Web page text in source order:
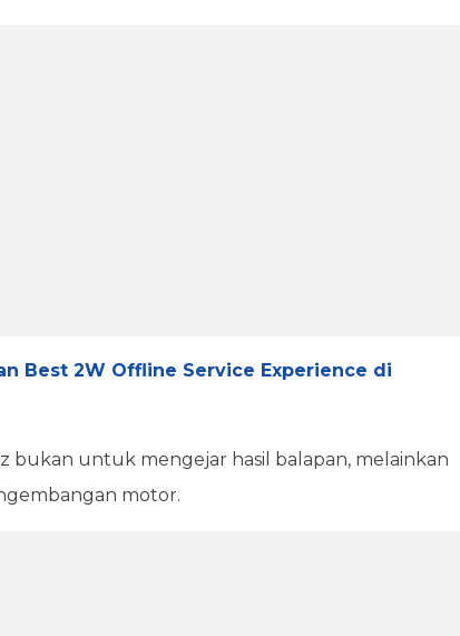
Best 2W Offline Service Experience di
bukan untuk mengejar hasil balapan, melainkan
motor.